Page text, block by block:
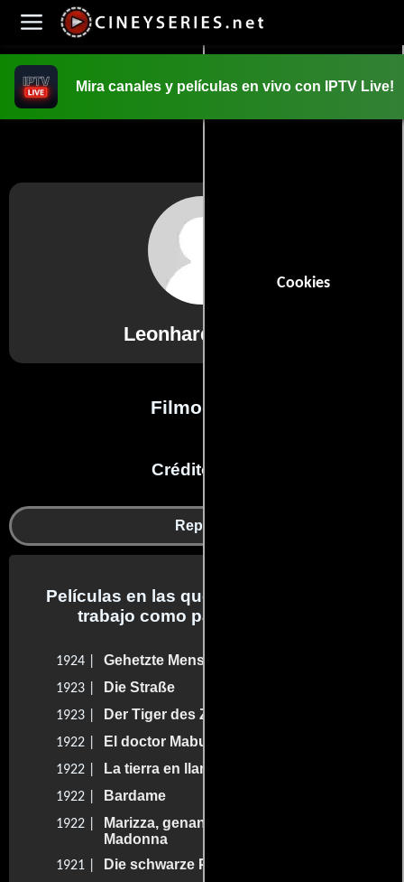
Cookies
Mira canales y películas en vivo con IPTV Live!
Leonhard Haskel
Filmografía
Créditos en:
Reparto
Películas en las que Leonhard Haskel
trabajo como parte del reparto
1924 | Gehetzte Menschen
1923 | Die Straße
1923 | Der Tiger des Zirkus Farini
1922 | El doctor Mabuse
1922 | La tierra en llamas
1922 | Bardame
1922 |
Marizza, genannt die Schmuggler-
Madonna
1921 | Die schwarze Pantherin